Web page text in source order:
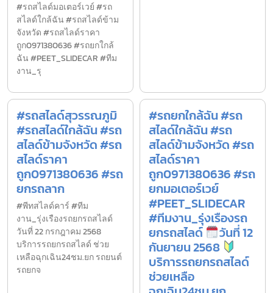
#รถสไลด์มอเตอร์เวย์ #รถ
สไลด์ใกล้ฉัน #รถสไลด์ข้าม
จังหวัด #รถสไลด์ราคา
ถูก0971380636 #รถยกใกล้
ฉัน #PEET_SLIDECAR #ทีม
งาน_รุ
#รถสไลด์สุวรรณภูมิ
#รถสไลด์ใกล้ฉัน #รถ
สไลด์ข้ามจังหวัด #รถ
สไลด์ราคา
ถูก0971380636 #รถ
ยกรถลาก
#พีทสไลด์คาร์ #ทีม
งาน_รุ่งเรืองรถยกรถสไลด์
วันที่ 22 กรกฎาคม 2568
บริการรถยกรถสไลด์ ช่วย
เหลือฉุกเฉิน24ชม.ยก รถยนต์
รถยกจ
#รถยกใกล้ฉัน #รถ
สไลด์ใกล้ฉัน #รถ
สไลด์ข้ามจังหวัด #รถ
สไลด์ราคา
ถูก0971380636 #รถ
ยกมอเตอร์เวย์
#PEET_SLIDECAR
#ทีมงาน_รุ่งเรืองรถ
ยกรถสไลด์
วันที่ 12
กันยายน 2568
บริการรถยกรถสไลด์
ช่วยเหลือ